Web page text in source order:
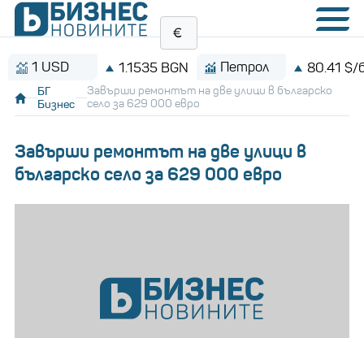
USD 1.1535 BGN Петрол 80.41 $/барел
БГ
Бизнес
Завърши ремонтът на две улици в българско
село за 629 000 евро
Завърши ремонтът на две улици в
българско село за 629 000 евро